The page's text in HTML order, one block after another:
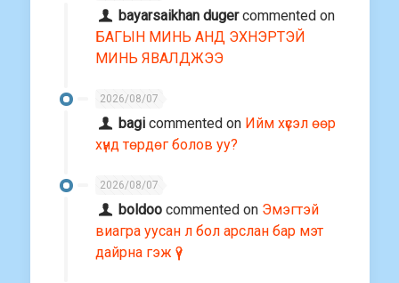
bayarsaikhan dugercommented on
БАГЫН МИНЬ АНД ЭХНЭРТЭЙ
МИНЬ ЯВАЛДЖЭЭ
2026/08/07
bagi commented on Ийм хүсэл өөр
хүнд төрдөг болов уу?
2026/08/07
boldoo commented on Эмэгтэй
виагра уусан л бол арслан бар мэт
дайрна гэж үү?